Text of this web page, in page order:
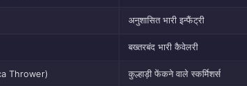
अनुशासित भारी इन्फैंट्री
बख्तरबंद भारी कैवेलरी
Thrower) कुल्हाड़ी फेंकने वाले स्कर्मिशर्स